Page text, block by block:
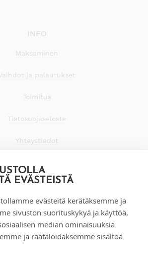
EVÄSTEISTÄ
evästeitä kerätäksemme ja
sivuston suorituskykyä ja käyttöä,
median ominaisuuksia
ja räätälöidäksemme sisältöä
INFO
Maksaminen
ja palautukset
Toimitus
Tietosuojaseloste
Yhteystiedot